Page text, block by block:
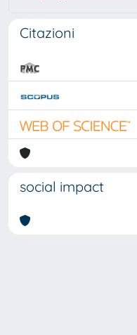
Citazioni
social impact